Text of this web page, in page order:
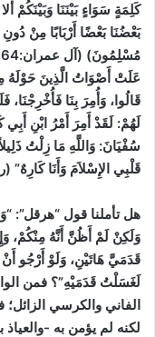
كَلِمَةٍ سَوَاءٍ بَيْنَنَا وَبَيْنَكُمْ
بَعْضُنَا بَعْضًا أَرْبَابًا مِنْ دُونِ
مُسْلِمُونَ) (آل عمران:64)
عَلَتْ أَصْوَاتُ الَّذِينَ حَوْلَهُ
قَالُوا، وَأُمِرَ بِنَا
لَهُمْ: لَقَدْ أَمِرَ أَمْرُ ابْنِ
سُفْيَانَ: وَاللَّهِ مَا زِلْتُ
قَلْبِي الإِسْلاَمَ وَأَنَا كَارِهٌ”
هل تأملنا قول “هرقل”:
وَلَكِنْ لَمْ أَظُنَّ أَنَّهُ
قَدَمَيَّ هَاتَيْنِ، وَلَوْ أَرْجُو
لَغَسَلْتُ قَدَمَيْهِ”؟ فمن
الفاني والكرسي
لكنه لم يؤمن به -والعياذ